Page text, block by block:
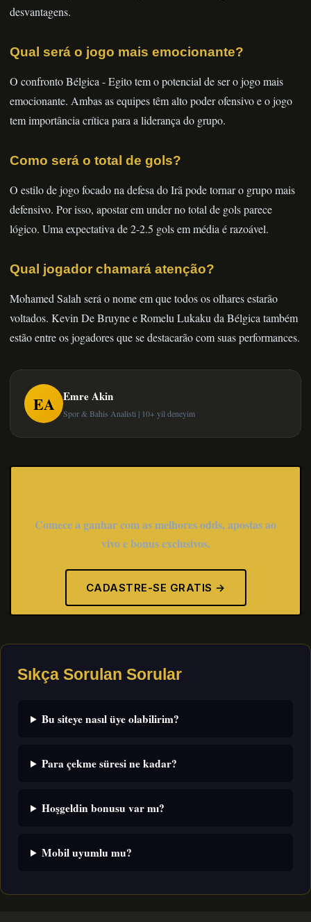
desvantagens.
Qual será o jogo mais emocionante?
O confronto Bélgica - Egito tem o potencial de ser o jogo mais
emocionante. Ambas as equipes têm alto poder ofensivo e o jogo
tem importância crítica para a liderança do grupo.
Como será o total de gols?
O estilo de jogo focado na defesa do Irã pode tornar o grupo mais
defensivo. Por isso, apostar em under no total de gols parece
lógico. Uma expectativa de 2-2.5 gols em média é razoável.
Qual jogador chamará atenção?
Mohamed Salah será o nome em que todos os olhares estarão
voltados. Kevin De Bruyne e Romelu Lukaku da Bélgica também
estão entre os jogadores que se destacarão com suas performances.
EA Emre Akin
Spor & Bahis Analisti | 10+ yil deneyim
Comece a ganhar com as melhores odds, apostas ao
vivo e bonus exclusivos.
CADASTRE-SE GRATIS →
Sıkça Sorulan Sorular
Bu siteye nasıl üye olabilirim?
Para çekme süresi ne kadar?
Hoşgeldin bonusu var mı?
Mobil uyumlu mu?